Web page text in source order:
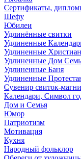
Сертификаты,
Шефу
Юбилеи
Удлинённые свитки
Удлиненные
Удлиненные
Удлиненные Дом
Удлиненные Баня
Удлиненные
Сувенир свиток-
Календари, Символ
Дом и Семья
Юмор
Патриотизм
Мотивация
Кухня
Народный фольклор